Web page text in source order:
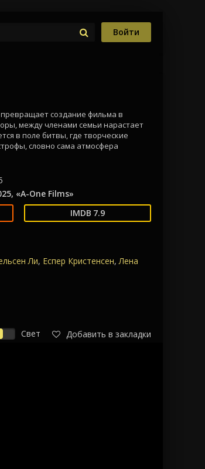
Войти
создание фильма в
между членами семьи нарастает
в поле битвы, где творческие
словно сама атмосфера
«A-One Films»
7.9
Ли, Еспер Кристенсен,Лена
Свет Добавить в закладки